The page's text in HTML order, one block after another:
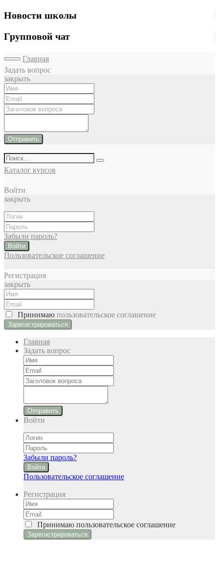
Новости школы
Групповой чат
Главная
Задать вопрос
закрыть
Отправить
Каталог курсов
Войти
закрыть
Забыли пароль?
Войти
Пользовательское соглашение
Регистрация
закрыть
Принимаю пользовательское соглашение
Главная
Задать вопрос
Отправить
Войти
Забыли пароль?
Войти
Пользовательское соглашение
Регистрация
Принимаю пользовательское соглашение